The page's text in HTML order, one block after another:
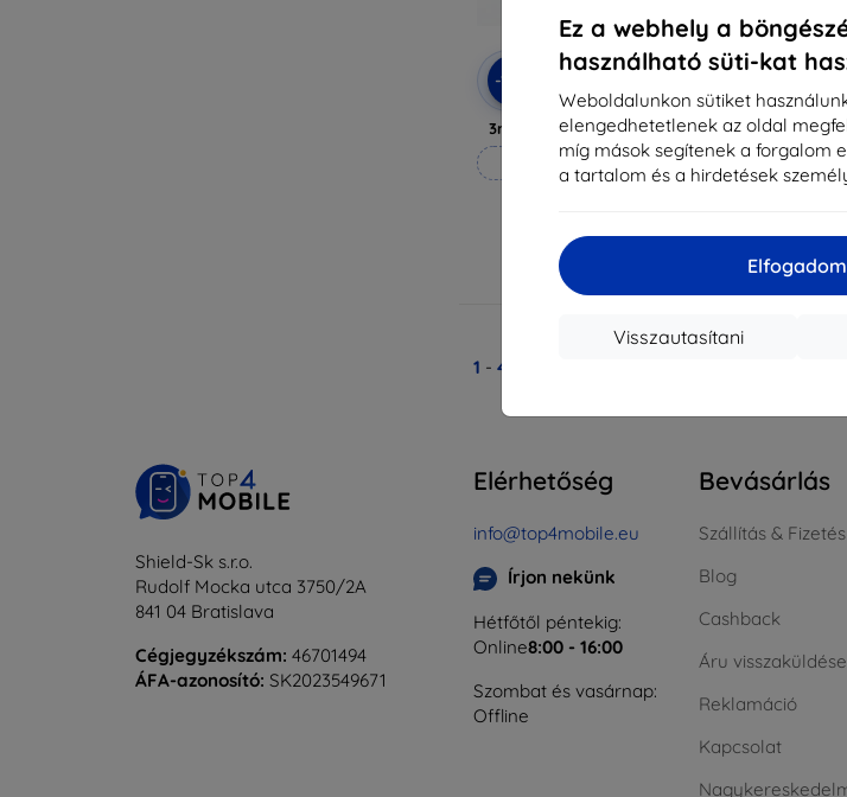
Ez a webhely a
használható süti-kat
Weboldalunkon sütiket
elengedhetetlenek az oldal
míg mások segítenek a forgalom
a tartalom és a hirdetések
Elfogadom
Visszautasítani
-10%
Kedvezmény
kuponnal
3mk Anti-Shock védőüveg
Méretre készítve
5 301 Ft
Raktáron > 5 darab
3mk Pure
Méretre
3
Raktáron
1 - 4
Shield-Sk s.r.o.
Rudolf Mocka utca 3750/2A
841 04 Bratislava
Cégjegyzékszám: 46701494
ÁFA-azonosító: SK2023549671
Elérhetőség
info@top4mobile.eu
Írjon nekünk
Hétfőtől péntekig:
Online8:00 - 16:00
Szombat és vasárnap:
Offline
Bevásárlás
Szállítás & Fizetés
Blog
Cashback
Áru visszaküldése
Reklamáció
Kapcsolat